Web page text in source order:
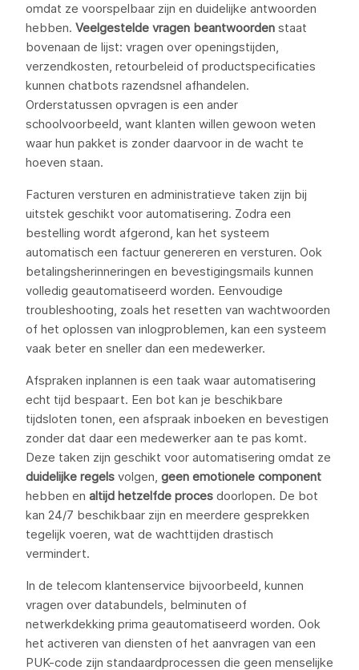
omdat ze voorspelbaar zijn en duidelijke antwoorden
hebben. Veelgestelde vragen beantwoorden staat
bovenaan de lijst: vragen over openingstijden,
verzendkosten, retourbeleid of productspecificaties
kunnen chatbots razendsnel afhandelen.
Orderstatussen opvragen is een ander
schoolvoorbeeld, want klanten willen gewoon weten
waar hun pakket is zonder daarvoor in de wacht te
hoeven staan.
Facturen versturen en administratieve taken zijn bij
uitstek geschikt voor automatisering. Zodra een
bestelling wordt afgerond, kan het systeem
automatisch een factuur genereren en versturen. Ook
betalingsherinneringen en bevestigingsmails kunnen
volledig geautomatiseerd worden. Eenvoudige
troubleshooting, zoals het resetten van wachtwoorden
of het oplossen van inlogproblemen, kan een systeem
vaak beter en sneller dan een medewerker.
Afspraken inplannen is een taak waar automatisering
echt tijd bespaart. Een bot kan je beschikbare
tijdsloten tonen, een afspraak inboeken en bevestigen
zonder dat daar een medewerker aan te pas komt.
Deze taken zijn geschikt voor automatisering omdat ze
duidelijke regels volgen, geen emotionele component
hebben en altijd hetzelfde proces doorlopen. De bot
kan 24/7 beschikbaar zijn en meerdere gesprekken
tegelijk voeren, wat de wachttijden drastisch
vermindert.
In de telecom klantenservice bijvoorbeeld, kunnen
vragen over databundels, belminuten of
netwerkdekking prima geautomatiseerd worden. Ook
het activeren van diensten of het aanvragen van een
PUK-code zijn standaardprocessen die geen menselijke